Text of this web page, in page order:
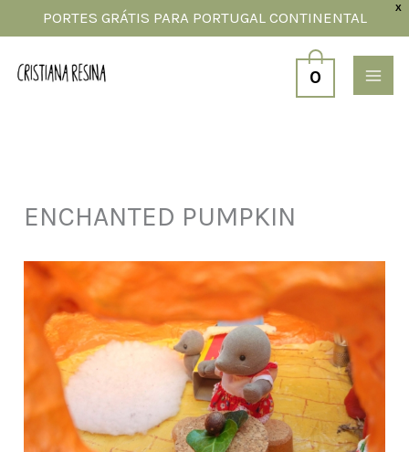
X
PORTES GRÁTIS PARA PORTUGAL CONTINENTAL
to
content
0
ENCHANTED PUMPKIN